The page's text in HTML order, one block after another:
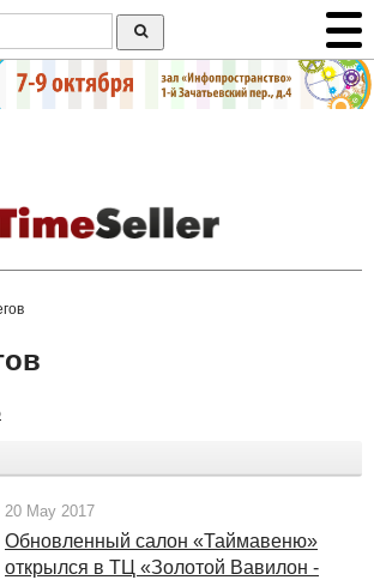
20 May 2017
Обновленный салон «Таймавеню»
открылся в ТЦ «Золотой Вавилон -